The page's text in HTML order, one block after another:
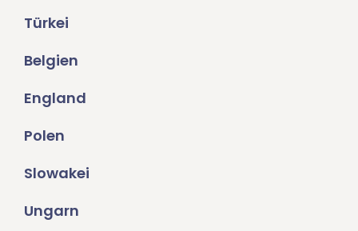
Türkei
Belgien
England
Polen
Slowakei
Ungarn